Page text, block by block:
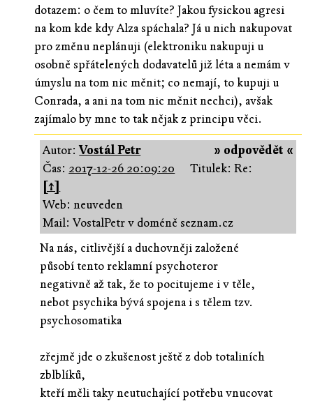
dotazem: o čem to mluvíte? Jakou fysickou agresi
na kom kde kdy Alza spáchala? Já u nich nakupovat
pro změnu neplánuji (elektroniku nakupuji u
osobně spřátelených dodavatelů již léta a nemám v
úmyslu na tom nic měnit; co nemají, to kupuji u
Conrada, a ani na tom nic měnit nechci), avšak
zajímalo by mne to tak nějak z principu věci.
» odpovědět «
Autor:Vostál Petr
Čas: 2017-12-26 20:09:20
Titulek: Re:
[↑]
Web: neuveden
Mail: VostalPetr v doméně seznam.cz
Na nás, citlivější a duchovněji založené
působí tento reklamní psychoteror
negativně až tak, že to pocitujeme i v těle,
nebot psychika bývá spojena i s tělem tzv.
psychosomatika
zřejmě jde o zkušenost ještě z dob totaliních
zblblíků,
kteří měli taky neutuchající potřebu vnucovat